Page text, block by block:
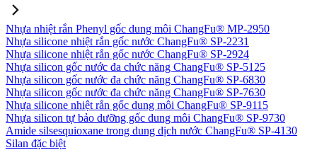
Nhựa nhiệt rắn Phenyl gốc dung môi ChangFu® MP-2950
Nhựa silicone nhiệt rắn gốc nước ChangFu® SP-2231
Nhựa silicone nhiệt rắn gốc nước ChangFu® SP-2924
Nhựa silicon gốc nước đa chức năng ChangFu® SP-5125
Nhựa silicon gốc nước đa chức năng ChangFu® SP-6830
Nhựa silicon gốc nước đa chức năng ChangFu® SP-7630
Nhựa silicone nhiệt rắn gốc dung môi ChangFu® SP-9115
Nhựa silicon tự bảo dưỡng gốc dung môi ChangFu® SP-9730
Amide silsesquioxane trong dung dịch nước ChangFu® SP-4130
Silan đặc biệt